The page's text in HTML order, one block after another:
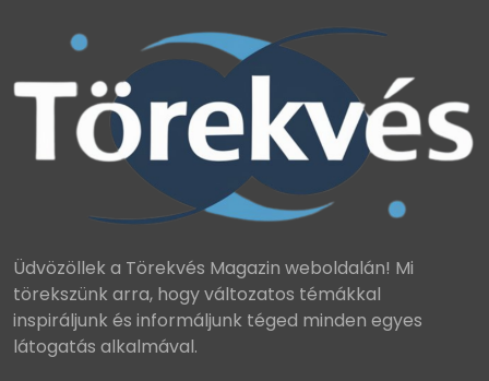
Üdvözöllek a Törekvés Magazin weboldalán! Mi
törekszünk arra, hogy változatos témákkal
inspiráljunk és informáljunk téged minden egyes
látogatás alkalmával.